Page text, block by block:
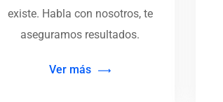
existe. Habla con nosotros, te
aseguramos resultados.
Ver más